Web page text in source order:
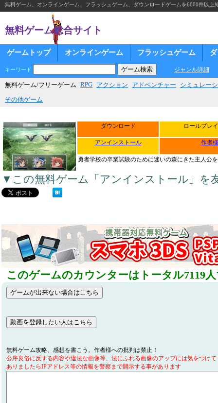
無料ゲーム、オンラインゲーム、フラッシュゲーム、ダウンロードゲームを6000件以上
無料ゲーム総合サイト
ゲームトップ オンラインゲーム フラッシュゲーム
キーワード ジャンル詳細
無料ゲーム/フリーゲーム RPG アクション アドベンチャー
シミュレー
その他ゲーム
ダウンロード ロールプレ
アンインストール 作者
勇者学校の卒業試験のために迷いの森にきた主人公
▼この無料ゲーム「アンインストール」を
このゲームのカウンターはトータル7119
無料ゲーム攻略、感想を書こう。作者様への批判は禁止！
公序良俗に反する内容や違法な画像等、法にふれる画像のアップには気をつけ
ありましたらIPアドレス等の情報を警察まで開示する事があります